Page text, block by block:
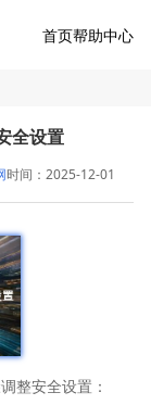
首页帮助中心
全设置
时间：2025-12-01
整安全设置：